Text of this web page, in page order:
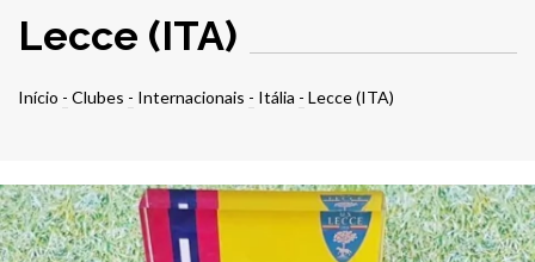
Lecce (ITA)
Início - Clubes - Internacionais - Itália - Lecce (ITA)